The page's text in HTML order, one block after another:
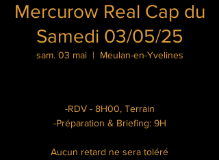
Mercurow Real Cap du
Samedi 03/05/25
sam. 03 mai
  |
Meulan-en-Yvelines
-RDV - 8H00, Terrain
-Préparation & Briefing: 9H
Aucun retard ne sera toléré